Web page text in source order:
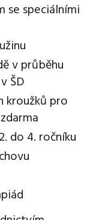
se speciálními
v průběhu
ŠD
kroužků pro
do 4. ročníku